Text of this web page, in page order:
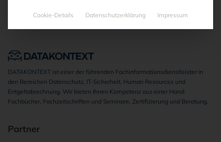
DATAKONTEXT ist einer der führenden Fachinformationsdienstleister in
den Bereichen Datenschutz, IT-Sicherheit, Human Resources und
Entgeltabrechnung. Wir bieten Ihnen Kompetenz aus einer Hand:
Fachbücher, Fachzeitschriften und Seminare, Zertifizierung und Beratung.
Partner
Cookie-Details Datenschutzerklärung Impressum